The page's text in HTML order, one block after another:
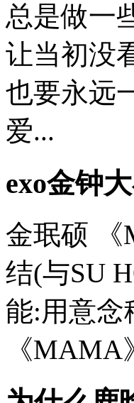
总是做一
让当初没
也要永远
爱...
exo金钟
金珉硕
结(与SU
能:用意念
《MAMA